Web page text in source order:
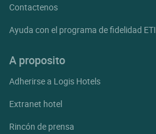
Contactenos
Ayuda con el programa de fidelidad
A proposito
Adherirse a Logis Hotels
Extranet hotel
Rincón de prensa